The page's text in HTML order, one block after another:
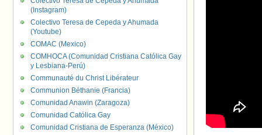
(Instagram)
Colectivo Teresa de Cepeda y Ahumada
(Youtube)
COMAC (Mexico)
COMHOCA (Comunidad Cristiana Católica Gay
y Lesbiana-Perú)
Communauté du Christ Libérateur
Communion Béthanie (Francia)
Comunidad Anawin (Zaragoza)
Comunidad Católica Gay
Comunidad Cristiana de Esperanza (México)